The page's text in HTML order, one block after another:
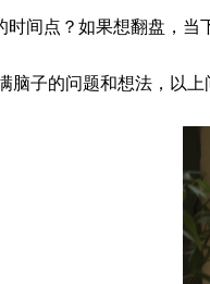
时间点？如果想翻盘，
脑子的问题和想法，以